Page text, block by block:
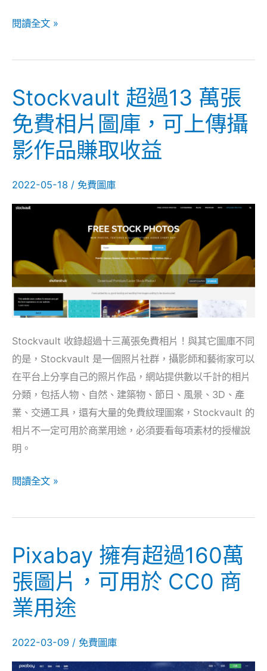
用
閱讀全文 »
Stockvault 超過13 萬張
免費相片圖庫，可上傳攝
影作品賺取收益
2022-05-18 / 免費圖庫
Stockvault 收錄超過十三萬張免費相片！與其它圖庫不同
的是，Stockvault 是一個照片社群，攝影師和藝術家可以
在平台上分享自己的照片作品，網站提供數以千計的相片
分類，包括人物、自然、建築物、節日、風景、3D、產
業、交通工具，還有大量的免費紋理圖案，Stockvault 的
相片不一定可用於商業用途，必須要看每項素材的授權說
明。
Stockvault
超
過
13
張
圖
庫，
可
傳
攝
影
作
品
賺
取
益
閱讀全文 »
Pixabay 擁有超過160萬
張圖片，可用於 CC0 商
業用途
2022-03-09 / 免費圖庫
Pixabay
有
超
160